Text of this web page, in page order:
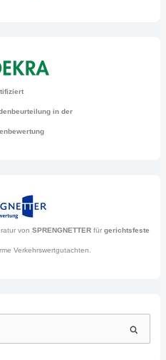
in der
von SPRENGNETTER für gerichtsfeste
Verkehrswertgutachten.